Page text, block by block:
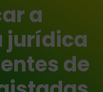
a
jurídica
de